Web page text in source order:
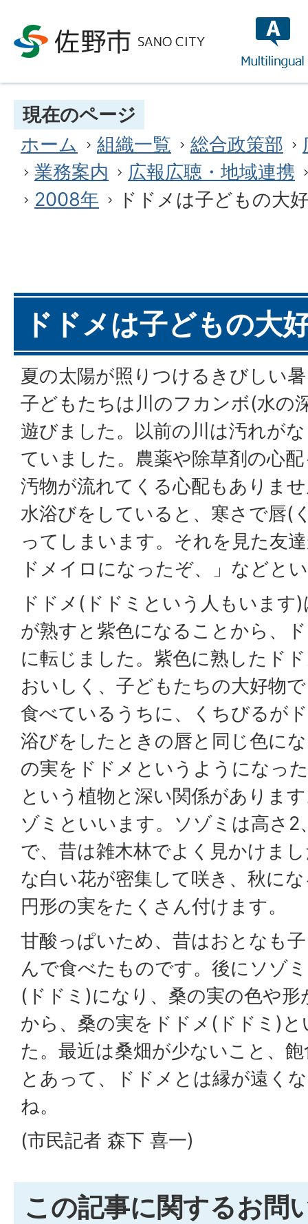
現在のページ
ホーム
組織一覧 総合政策部
業務案内
広報広聴・地域連携
2008年
ドドメは子どもの大
ドドメは子どもの大
夏の太陽が照りつけるきびしい
子どもたちは川のフカンボ(水の
遊びました。以前の川は汚れが
ていました。農薬や除草剤の心
汚物が流れてくる心配もありま
水浴びをしていると、寒さで唇(
ってしまいます。それを見た友
ドメイロになったぞ、」などと
ドドメ(ドドミという人もいます
が熟すと紫色になることから、
に転じました。紫色に熟したド
おいしく、子どもたちの大好物
食べているうちに、くちびるが
浴びをしたときの唇と同じ色に
の実をドドメというようになっ
という植物と深い関係がありま
ゾミといいます。ソゾミは高さ2
で、昔は雑木林でよく見かけま
な白い花が密集して咲き、秋に
円形の実をたくさん付けます。
甘酸っぱいため、昔はおとなも
んで食べたものです。後にソゾ
(ドドミ)になり、桑の実の色や
から、桑の実をドドメ(ドドミ)
た。最近は桑畑が少ないこと、
とあって、ドドメとは縁が遠く
ね。
(市民記者 森下 喜一)
この記事に関するお問